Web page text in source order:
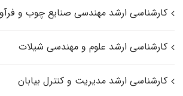
کارشناسی ارشد مهندسی صنایع چوب و
کارشناسی ارشد علوم و مهندسی شیلات
کارشناسی ارشد مدیریت و کنترل بیابان